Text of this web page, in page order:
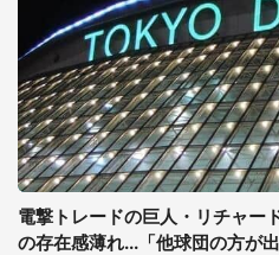
電撃トレードの巨人・リチャー
の存在感薄れ...「他球団の方が